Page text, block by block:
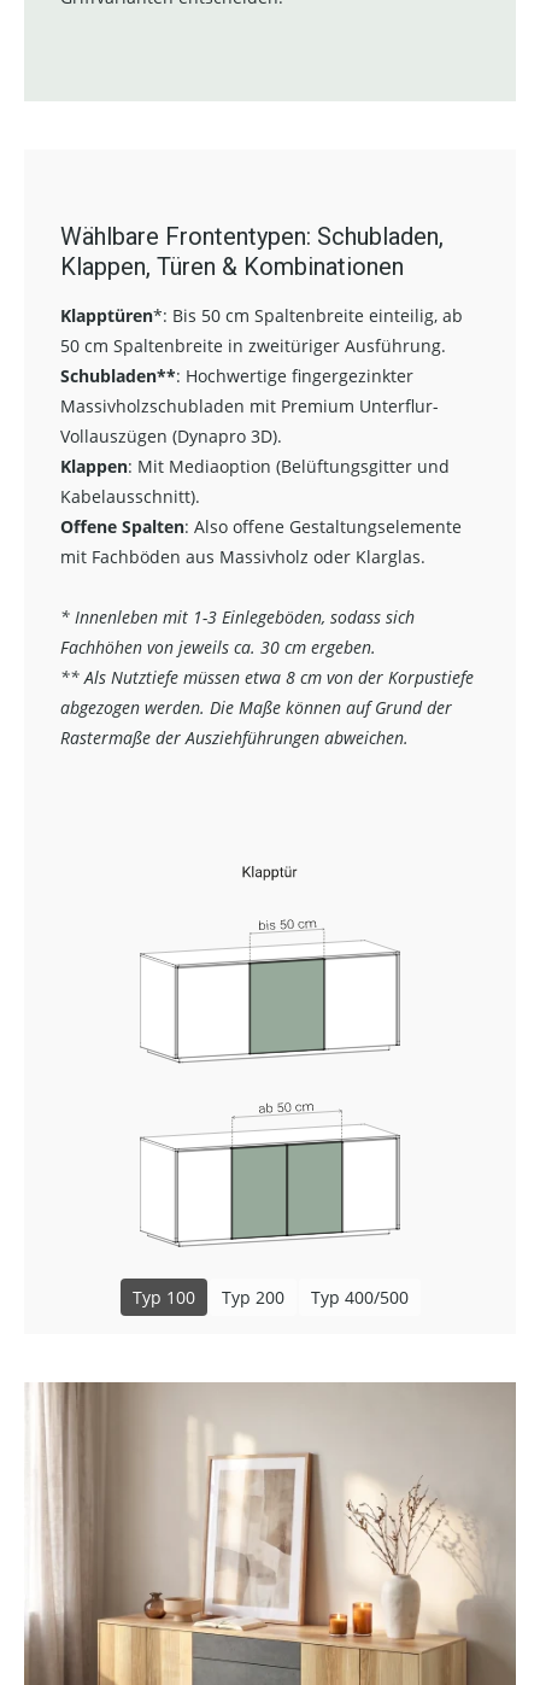
Wählbare Frontentypen: Schubladen,
Klappen, Türen & Kombinationen
Klapptüren*: Bis 50 cm Spaltenbreite einteilig, ab
50 cm Spaltenbreite in zweitüriger Ausführung.
Schubladen**: Hochwertige fingergezinkter
Massivholzschubladen mit Premium Unterflur-
Vollauszügen (Dynapro 3D).
Klappen: Mit Mediaoption (Belüftungsgitter und
Kabelausschnitt).
Offene Spalten: Also offene Gestaltungselemente
mit Fachböden aus Massivholz oder Klarglas.
* Innenleben mit 1-3 Einlegeböden, sodass sich
Fachhöhen von jeweils ca. 30 cm ergeben.
** Als Nutztiefe müssen etwa 8 cm von der Korpustiefe
abgezogen werden. Die Maße können auf Grund der
Rastermaße der Ausziehführungen abweichen.
Typ 100 Typ 200 Typ 400/500